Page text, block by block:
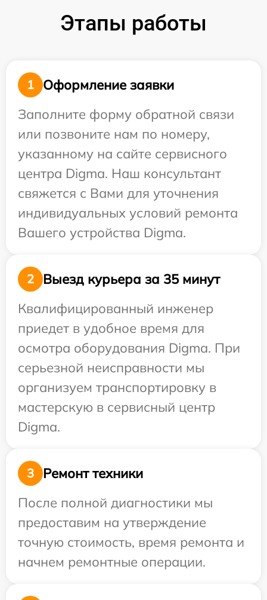
Этапы работы
1
Оформление заявки
Заполните форму обратной связи
или позвоните нам по номеру,
указанному на сайте сервисного
центра Digma. Наш консультант
свяжется с Вами для уточнения
индивидуальных условий ремонта
Вашего устройства Digma.
2
Выезд курьера за 35 минут
Квалифицированный инженер
приедет в удобное время для
осмотра оборудования Digma. При
серьезной неисправности мы
организуем транспортировку в
мастерскую в сервисный центр
Digma.
3
Ремонт техники
После полной диагностики мы
предоставим на утверждение
точную стоимость, время ремонта и
начнем ремонтные операции.